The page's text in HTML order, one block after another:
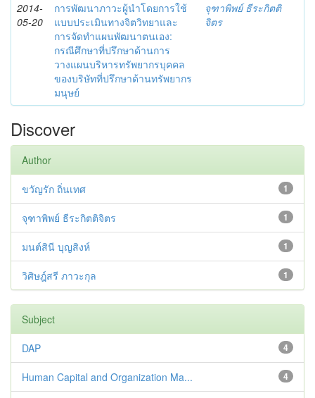
2014-
05-20
การพัฒนาภาวะผู้นำโดยการใช้
แบบประเมินทางจิตวิทยาและ
การจัดทำแผนพัฒนาตนเอง:
กรณีศึกษาที่ปรึกษาด้านการ
วางแผนบริหารทรัพยากรบุคคล
ของบริษัทที่ปรึกษาด้านทรัพยากร
มนุษย์
จุฑาพิพย์ ธีระกิตติ
จิตร
Discover
Author
1
ขวัญรัก ถิ่นเทศ
1
จุฑาพิพย์ ธีระกิตติจิตร
1
มนต์สินี บุญสิงห์
1
วิศิษฎ์สรี ภาวะกุล
Subject
4
DAP
4
Human Capital and Organization Ma...